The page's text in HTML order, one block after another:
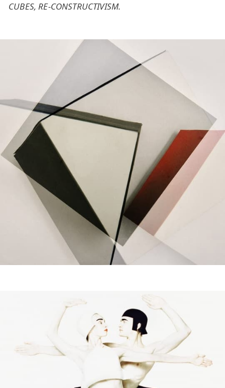
CUBES,RE-CONSTRUCTIVISM.